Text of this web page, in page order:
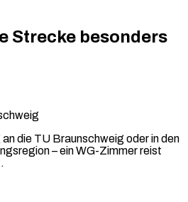
Strecke besonders
die TU Braunschweig oder in den
– ein WG-Zimmer reist